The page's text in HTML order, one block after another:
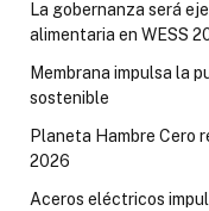
La gobernanza será
alimentaria en WESS
Membrana impulsa la
sostenible
Planeta Hambre Cero
2026
Aceros eléctricos